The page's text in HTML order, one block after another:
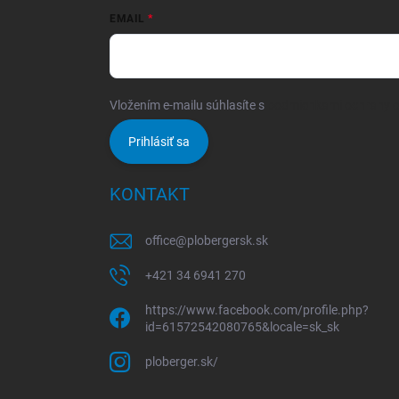
EMAIL
Vložením e-mailu súhlasíte s
Prihlásiť sa
KONTAKT
office@plobergersk.sk
+421 34 6941 270
https://www.facebook.com/profile.php?
id=61572542080765&locale=sk_sk
ploberger.sk/